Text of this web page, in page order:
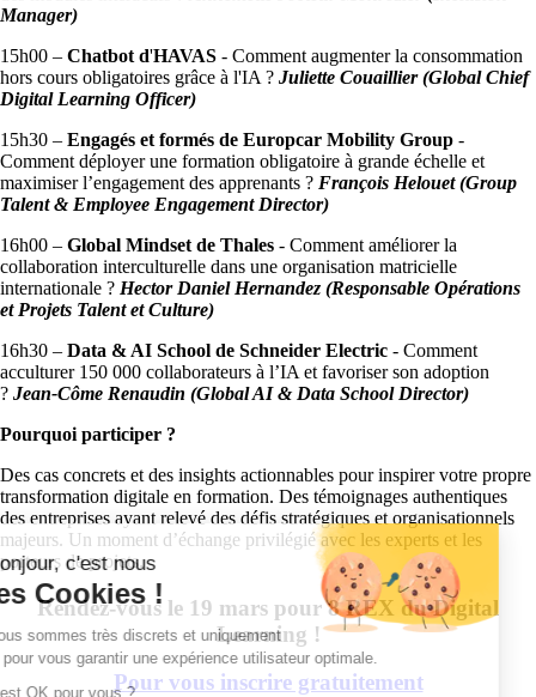
Bonjour, c'est nous
les Cookies !
Nous sommes très discrets et uniquement
là pour vous garantir une expérience utilisateur optimale.
C'est OK pour vous ?
Manager)
15h00 – Chatbot d'HAVAS - Comment augmenter la consommation
hors cours obligatoires grâce à l'IA ? Juliette Couaillier (Global Chief
Digital Learning Officer)
15h30 – Engagés et formés de Europcar Mobility Group -
Comment déployer une formation obligatoire à grande échelle et
maximiser l’engagement des apprenants ? François Helouet (Group
Talent & Employee Engagement Director)
16h00 – Global Mindset de Thales - Comment améliorer la
collaboration interculturelle dans une organisation matricielle
internationale ? Hector Daniel Hernandez (Responsable Opérations
et Projets Talent et Culture)
16h30 – Data & AI School de Schneider Electric - Comment
acculturer 150 000 collaborateurs à l’IA et favoriser son adoption
? Jean-Côme Renaudin (Global AI & Data School Director)
Pourquoi participer ?
Des cas concrets et des insights actionnables pour inspirer votre propre
transformation digitale en formation. Des témoignages authentiques
des entreprises ayant relevé des défis stratégiques et organisationnels
majeurs. Un moment d’échange privilégié avec les experts et les
porteurs de projets.
Rendez-vous le 19 mars pour 8 REX du Digital
Learning !
Pour vous inscrire gratuitement